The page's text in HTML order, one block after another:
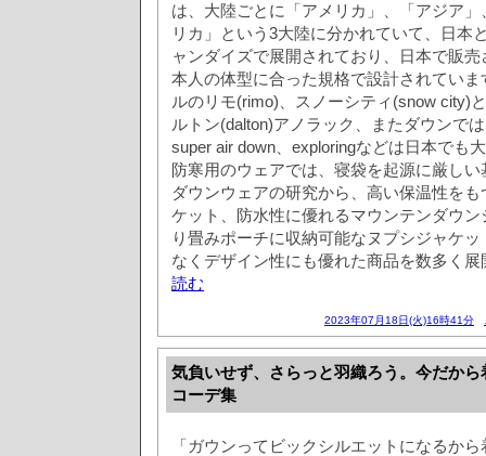
は、大陸ごとに「アメリカ」、「アジア
リカ」という3大陸に分かれていて、日本
ャンダイズで展開されており、日本で販
本人の体型に合った規格で設計されてい
ルのリモ(rimo)、スノーシティ(snow city)
ルトン(dalton)アノラック、またダウンで
super air down、exploringなどは日本でも
防寒用のウェアでは、寝袋を起源に厳し
ダウンウェアの研究から、高い保温性を
ケット、防水性に優れるマウンテンダウ
り畳みポーチに収納可能なヌプシジャケ
なくデザイン性にも優れた商品を数多く
読む
2023年07月18日(火)16時41分
気負いせず、さらっと羽織ろう。今だか
コーデ集
「ガウンってビックシルエットになるか